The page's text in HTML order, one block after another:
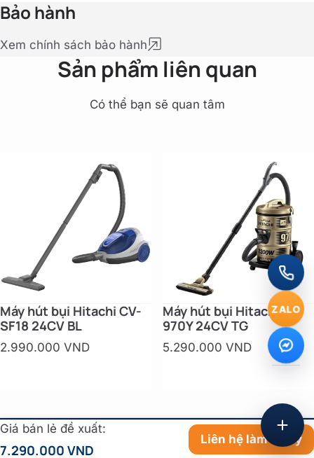
Giá bán lẻ đề xuất:
7.290.000 VND
Liên hệ làm đại lý
Bảo hành
Xem chính sách bảo hành
Sản phẩm liên quan
Có thể bạn sẽ quan tâm
Máy hút bụi Hitachi CV-
SF18 24CV BL
2.990.000 VND
Máy hút bụi Hitachi CV-
970Y 24CV TG
5.290.000 VND
ZALO